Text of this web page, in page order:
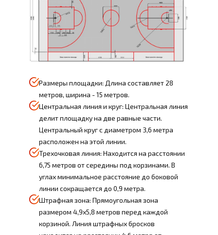
Размеры площадки: Длина составляет 28
метров, ширина - 15 метров.
Центральная линия и круг: Центральная линия
делит площадку на две равные части.
Центральный круг с диаметром 3,6 метра
расположен на этой линии.
Трехочковая линия: Находится на расстоянии
6,75 метров от середины под корзинами. В
углах минимальное расстояние до боковой
линии сокращается до 0,9 метра.
Штрафная зона: Прямоугольная зона
размером 4,9х5,8 метров перед каждой
корзиной. Линия штрафных бросков